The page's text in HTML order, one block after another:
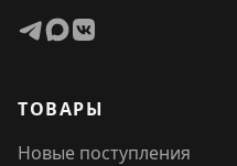
ТОВАРЫ
Новые поступления